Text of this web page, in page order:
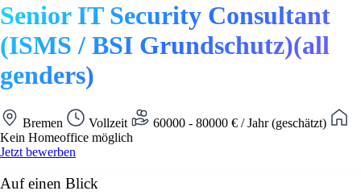
Senior IT Security Consultant
(ISMS / BSI Grundschutz)(all
genders)
Bremen Vollzeit
60000 - 80000 € / Jahr (geschätzt)
Kein Homeoffice möglich
Jetzt bewerben
Auf einen Blick